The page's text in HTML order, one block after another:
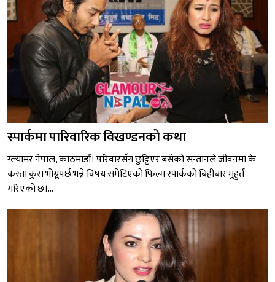
स्पार्कमा पारिवारिक विखण्डनको कथा
ग्ल्यामर नेपाल, काठमाडौं। परिवारसँग छुट्टिएर बसेको सन्तानले जीवनमा के
कस्ता कुरा भोग्नुपर्छ भन्ने विषय समेटिएको फिल्म स्पार्कको बिहीबार मुहुर्त
गरिएको छ।...